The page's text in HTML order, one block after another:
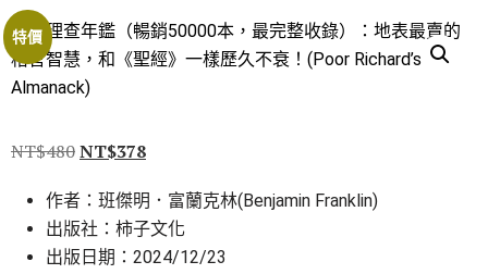
特價
NT$480NT$378
作者：班傑明．富蘭克林(Benjamin Franklin)
出版社：柿子文化
出版日期：2024/12/23